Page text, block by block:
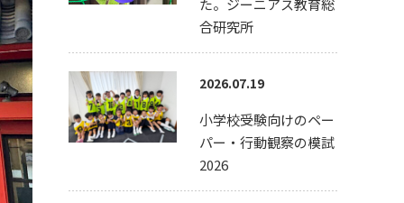
た。ジーニアス教育総
合研究所
2026.07.19
小学校受験向けのペー
パー・行動観察の模試
2026